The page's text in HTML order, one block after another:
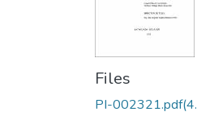
Files
PI-002321.pdf